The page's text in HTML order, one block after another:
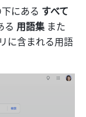
にある すべて
る 用語集 また
に含まれる用語